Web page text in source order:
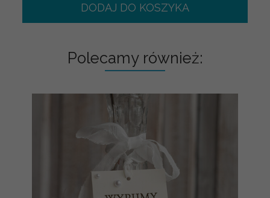
DODAJ DO KOSZYKA
Polecamy również: